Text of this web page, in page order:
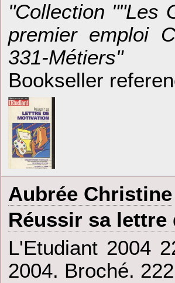
‎"Collection ""Les
premier emploi
331-Métiers"‎
Bookseller
‎Aubrée Christine‎
‎Réussir sa
‎L'Etudiant 2004
2004. Broché.